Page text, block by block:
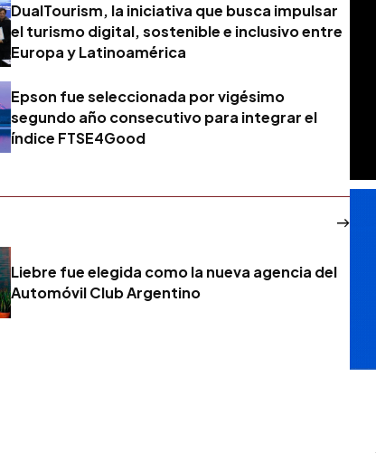
DualTourism, la iniciativa que busca impulsar
el turismo digital, sostenible e inclusivo entre
Europa y Latinoamérica
Epson fue seleccionada por vigésimo
segundo año consecutivo para integrar el
índice FTSE4Good
Liebre fue elegida como la nueva agencia del
Automóvil Club Argentino